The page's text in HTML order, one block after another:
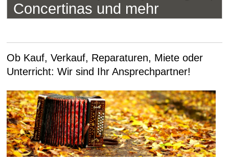
Concertinas und mehr
Ob Kauf, Verkauf, Reparaturen, Miete oder
Unterricht: Wir sind Ihr Ansprechpartner!